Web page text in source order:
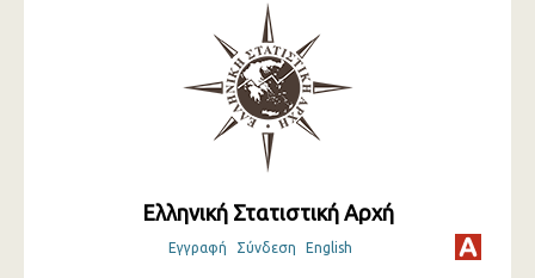
Ελληνική Στατιστική Αρχή
Εγγραφή Σύνδεση English